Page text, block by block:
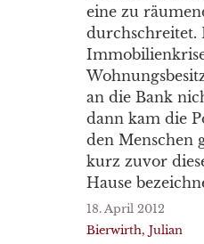
eine zu
durchschreitet.
an die Bank
dann kam die
den Menschen
kurz zuvor
Hause
18. April 2012
Bierwirth, Julian